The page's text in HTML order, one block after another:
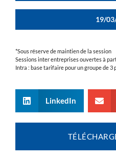
19/
*Sous réserve de maintien de la session
Sessions inter entreprises ouvertes à
Intra : base tarifaire pour un groupe de 3
LinkedIn